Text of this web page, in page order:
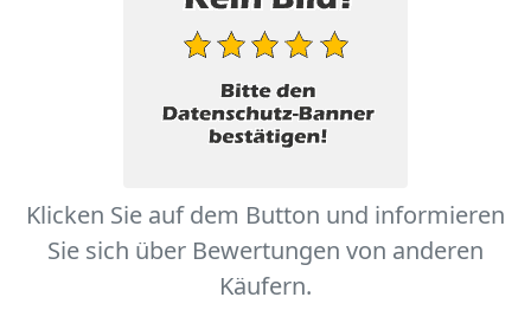
Klicken Sie auf dem Button und informieren
Sie sich über Bewertungen von anderen
Käufern.